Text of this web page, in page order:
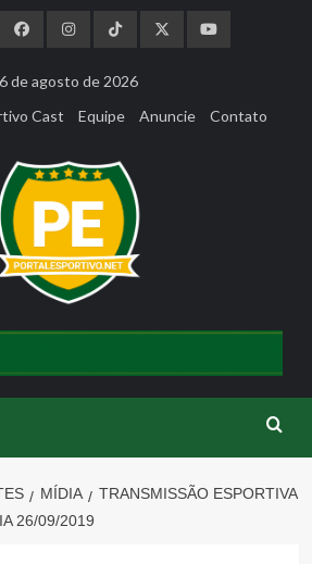
6 de agosto de 2026
Cast Equipe Anuncie Contato
MÍDIA
TRANSMISSÃO ESPORTIVA
26/09/2019